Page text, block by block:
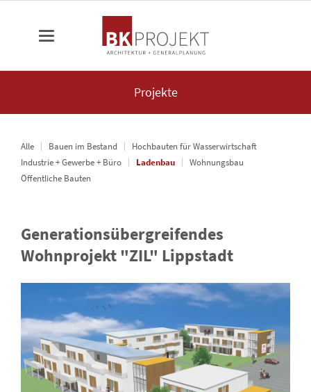
Projekte
Alle Bauen im Bestand
Hochbauten für Wasserwirtschaft
Industrie + Gewerbe + Büro
Ladenbau
Wohnungsbau
Öffentliche Bauten
Generationsübergreifendes
Wohnprojekt "ZIL" Lippstadt